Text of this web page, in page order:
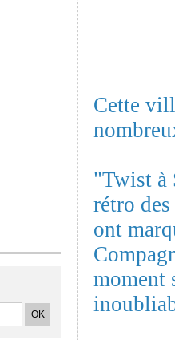
Cette
"Twist à
rétro
ont
moment